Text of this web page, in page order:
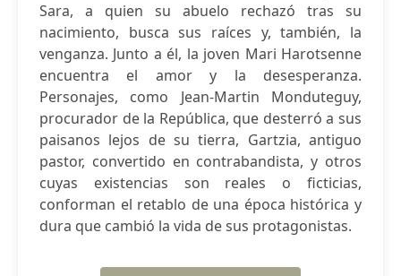
Sara, a quien su abuelo rechazó tras su
nacimiento, busca sus raíces y, también, la
venganza. Junto a él, la joven Mari Harotsenne
encuentra el amor y la desesperanza.
Personajes, como Jean-Martin Monduteguy,
procurador de la República, que desterró a sus
paisanos lejos de su tierra, Gartzia, antiguo
pastor, convertido en contrabandista, y otros
cuyas existencias son reales o ficticias,
conforman el retablo de una época histórica y
dura que cambió la vida de sus protagonistas.